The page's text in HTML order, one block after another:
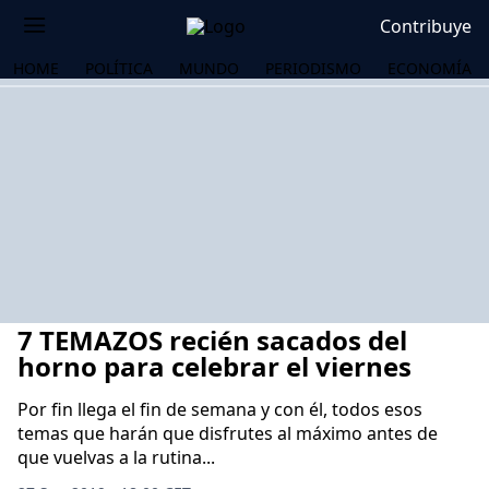
Contribuye
HOME POLÍTICA MUNDO PERIODISMO ECONOMÍA
7 TEMAZOS recién sacados del
horno para celebrar el viernes
Por fin llega el fin de semana y con él, todos esos
temas que harán que disfrutes al máximo antes de
que vuelvas a la rutina...